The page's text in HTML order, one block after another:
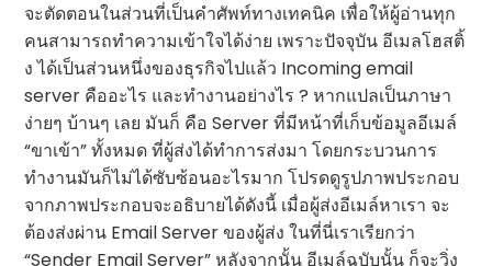
จะตัดตอนในส่วนที่เป็นคำศัพท์ทางเทคนิค เพื่อให้ผู้อ่านทุก
คนสามารถทำความเข้าใจได้ง่าย เพราะปัจจุบัน อีเมลโฮสติ้
ง ได้เป็นส่วนหนึ่งของธุรกิจไปแล้ว Incoming email
server คืออะไร และทำงานอย่างไร ? หากแปลเป็นภาษา
ง่ายๆ บ้านๆ เลย มันก็ คือ Server ที่มีหน้าที่เก็บข้อมูลอีเมล์
“ขาเข้า” ทั้งหมด ที่ผู้ส่งได้ทำการส่งมา โดยกระบวนการ
ทำงานมันก็ไม่ได้ซับซ้อนอะไรมาก โปรดดูรูปภาพประกอบ
จากภาพประกอบจะอธิบายได้ดังนี้ เมื่อผู้ส่งอีเมล์หาเรา จะ
ต้องส่งผ่าน Email Server ของผู้ส่ง ในที่นี่เราเรียกว่า
“Sender Email Server” หลังจากนั้น อีเมล์ฉบับนั้น ก็จะวิ่ง